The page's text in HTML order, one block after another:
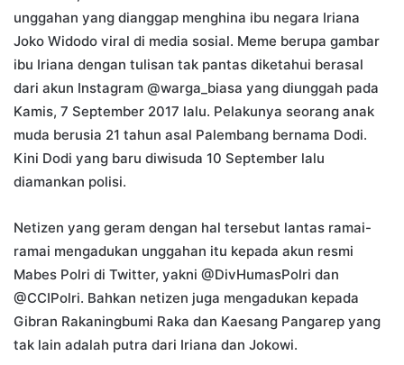
unggahan yang dianggap menghina ibu negara Iriana
Joko Widodo viral di media sosial. Meme berupa gambar
ibu Iriana dengan tulisan tak pantas diketahui berasal
dari akun Instagram @warga_biasa yang diunggah pada
Kamis, 7 September 2017 lalu. Pelakunya seorang anak
muda berusia 21 tahun asal Palembang bernama Dodi.
Kini Dodi yang baru diwisuda 10 September lalu
diamankan polisi.
Netizen yang geram dengan hal tersebut lantas ramai-
ramai mengadukan unggahan itu kepada akun resmi
Mabes Polri di Twitter, yakni @DivHumasPolri dan
@CCIPolri. Bahkan netizen juga mengadukan kepada
Gibran Rakaningbumi Raka dan Kaesang Pangarep yang
tak lain adalah putra dari Iriana dan Jokowi.